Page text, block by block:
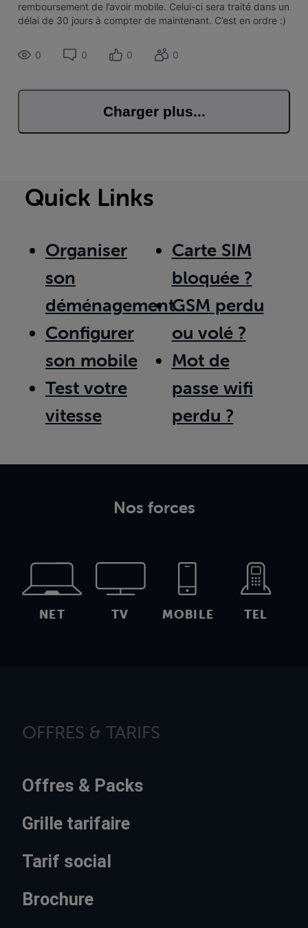
remboursement de l’avoir mobile. Celui-ci sera traité dans un
délai de 30 jours à compter de maintenant. C’est en ordre :)
0 0 0 0
Charger plus...
Quick Links
Organiser
son
déménagement
Configurer
son mobile
Test votre
vitesse
Carte SIM
bloquée ?
GSM perdu
ou volé ?
Mot de
passe wifi
perdu ?
Nos forces
NET TV MOBILE TEL
OFFRES & TARIFS
Offres & Packs
Grille tarifaire
Tarif social
Brochure